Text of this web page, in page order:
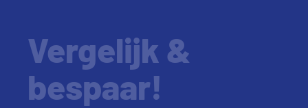
Vergelijk &
bespaar!